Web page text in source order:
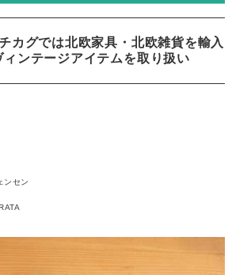
カグでは北欧家具・北欧雑貨を輸入
ンテージアイテムを取り扱い
ンセン